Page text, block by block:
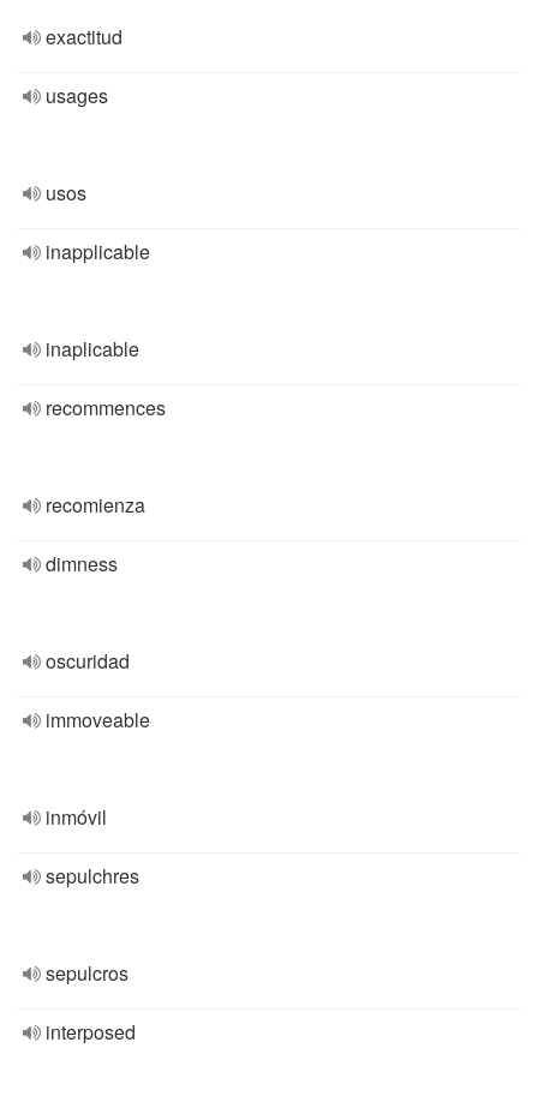
exactitud
usages
usos
inapplicable
inaplicable
recommences
recomienza
dimness
oscuridad
immoveable
inmóvil
sepulchres
sepulcros
interposed